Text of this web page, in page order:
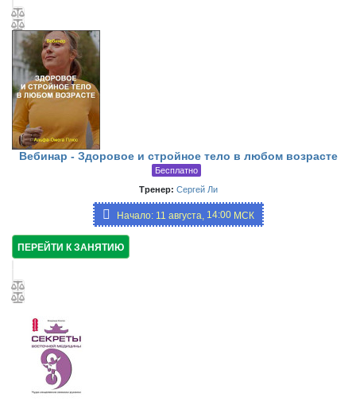
Вебинар - Здоровое и стройное тело в любом возрасте
Бесплатно
Тренер: Сергей Ли
Начало: 11 августа, 14:00,
19:00
МСК
ПЕРЕЙТИ К ЗАНЯТИЮ